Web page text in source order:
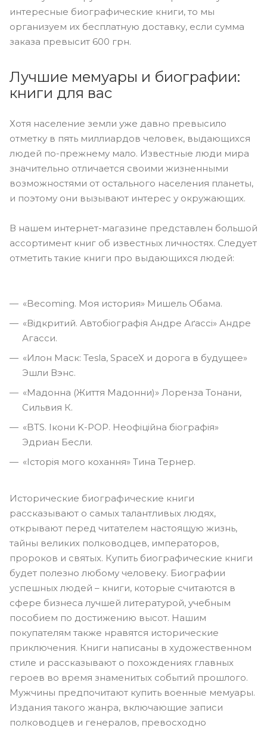
интересные биографические книги, то мы
организуем их бесплатную доставку, если сумма
заказа превысит 600 грн.
Лучшие мемуары и биографии:
книги для вас
Хотя население земли уже давно превысило
отметку в пять миллиардов человек, выдающихся
людей по-прежнему мало. Известные люди мира
значительно отличается своими жизненными
возможностями от остального населения планеты,
и поэтому они вызывают интерес у окружающих.
В нашем интернет-магазине представлен большой
ассортимент книг об известных личностях. Следует
отметить такие книги про выдающихся людей:
«Becoming. Моя история» Мишель Обама.
«Відкритий. Автобіографія Андре Аґассі» Андре
Агасси.
«Илон Маск: Tesla, SpaceX и дорога в будущее»
Эшли Вэнс.
«Мадонна (Життя Мадонни)» Лоренза Тонани,
Сильвия К.
«BTS. Ікони K-POP. Неофіційна біографія»
Эдриан Бесли.
«Історія мого кохання» Тина Тернер.
Исторические биографические книги
рассказывают о самых талантливых людях,
открывают перед читателем настоящую жизнь,
тайны великих полководцев, императоров,
пророков и святых. Купить биографические книги
будет полезно любому человеку. Биографии
успешных людей – книги, которые считаются в
сфере бизнеса лучшей литературой, учебным
пособием по достижению высот. Нашим
покупателям также нравятся исторические
приключения. Книги написаны в художественном
стиле и рассказывают о похождениях главных
героев во время знаменитых событий прошлого.
Мужчины предпочитают купить военные мемуары.
Издания такого жанра, включающие записи
полководцев и генералов, превосходно